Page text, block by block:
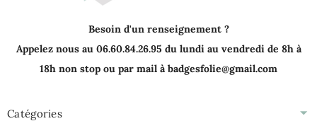
Besoin d'un renseignement ?
Appelez nous au 06.60.84.26.95 du lundi au vendredi de 8h à
18h non stop ou par mail à badgesfolie@gmail.com
Catégories